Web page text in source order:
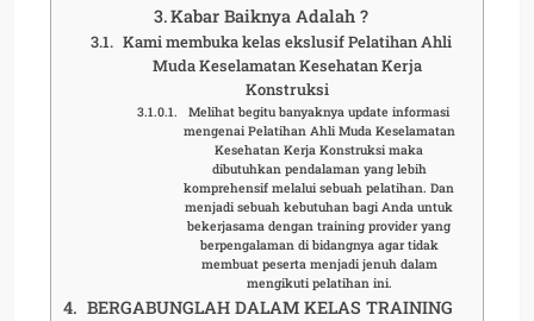
Kabar Baiknya Adalah ?
Kami membuka kelas ekslusif Pelatihan Ahli
Muda Keselamatan Kesehatan Kerja
Konstruksi
Melihat begitu banyaknya update informasi
mengenai Pelatihan Ahli Muda Keselamatan
Kesehatan Kerja Konstruksi maka
dibutuhkan pendalaman yang lebih
komprehensif melalui sebuah pelatihan. Dan
menjadi sebuah kebutuhan bagi Anda untuk
bekerjasama dengan training provider yang
berpengalaman di bidangnya agar tidak
membuat peserta menjadi jenuh dalam
mengikuti pelatihan ini.
BERGABUNGLAH DALAM KELAS TRAINING